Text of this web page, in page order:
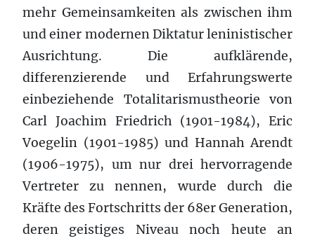
mehr Gemeinsamkeiten als zwischen ihm
und einer modernen Diktatur leninistischer
Ausrichtung. Die aufklärende,
differenzierende und Erfahrungswerte
einbeziehende Totalitarismustheorie von
Carl Joachim Friedrich (1901-1984), Eric
Voegelin (1901-1985) und Hannah Arendt
(1906-1975), um nur drei hervorragende
Vertreter zu nennen, wurde durch die
Kräfte des Fortschritts der 68er Generation,
deren geistiges Niveau noch heute an